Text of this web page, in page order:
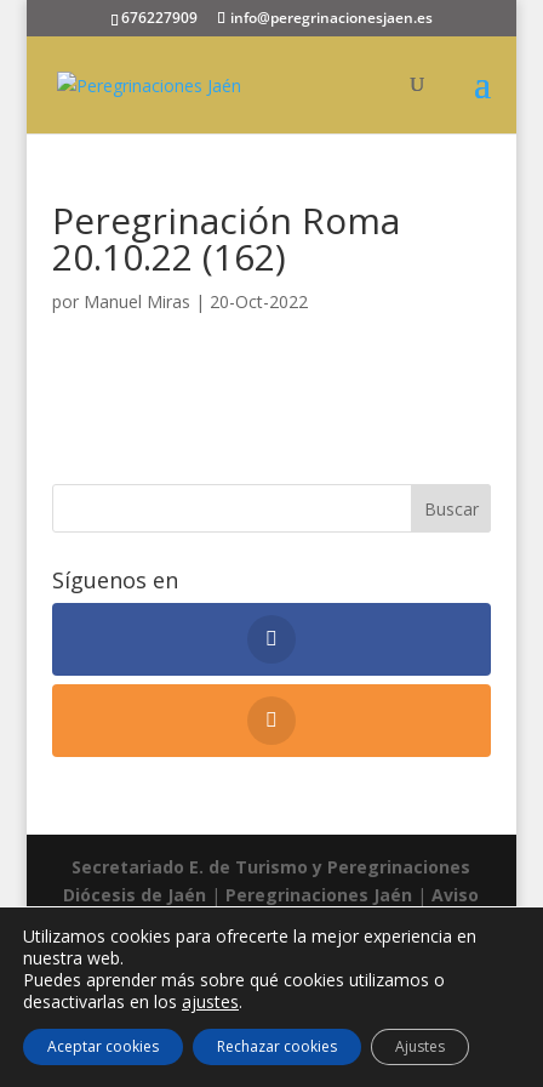
676227909 info@peregrinacionesjaen.es
Peregrinación Roma
20.10.22 (162)
por Manuel Miras | 20-Oct-2022
Síguenos en
Secretariado E. de Turismo y Peregrinaciones
Diócesis de Jaén | Peregrinaciones Jaén |Aviso
Utilizamos cookies para ofrecerte la mejor experiencia en
nuestra web.
Puedes aprender más sobre qué cookies utilizamos o
desactivarlas en los ajustes.
Aceptar cookies Rechazar cookies Ajustes